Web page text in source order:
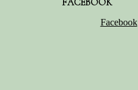
Facebook